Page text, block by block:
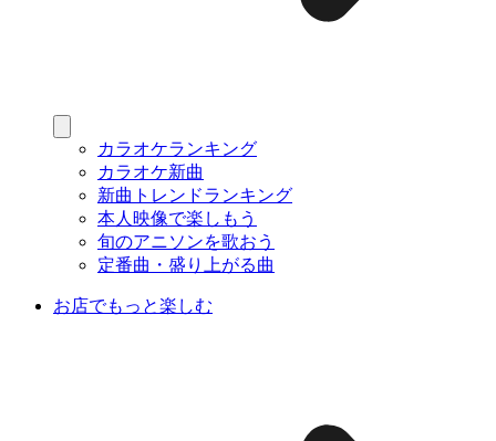
カラオケランキング
カラオケ新曲
新曲トレンドランキング
本人映像で楽しもう
旬のアニソンを歌おう
定番曲・盛り上がる曲
お店でもっと楽しむ